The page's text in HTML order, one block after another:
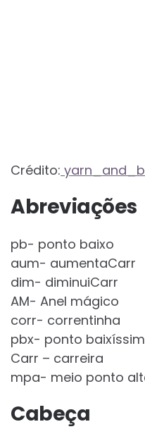
Crédito:
Abreviações
pb- ponto baixo
aum- aumentaCarr
dim- diminuiCarr
AM- Anel mágico
corr- correntinha
pbx- ponto
Carr – carreira
mpa- meio ponto
Cabeça